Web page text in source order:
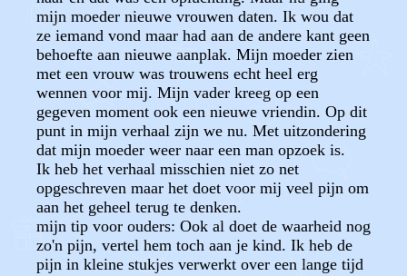
mijn moeder nieuwe vrouwen daten. Ik wou dat
ze iemand vond maar had aan de andere kant geen
behoefte aan nieuwe aanplak. Mijn moeder zien
met een vrouw was trouwens echt heel erg
wennen voor mij. Mijn vader kreeg op een
gegeven moment ook een nieuwe vriendin. Op dit
punt in mijn verhaal zijn we nu. Met uitzondering
dat mijn moeder weer naar een man opzoek is.
Ik heb het verhaal misschien niet zo net
opgeschreven maar het doet voor mij veel pijn om
aan het geheel terug te denken.
mijn tip voor ouders: Ook al doet de waarheid nog
zo'n pijn, vertel hem toch aan je kind. Ik heb de
pijn in kleine stukjes verwerkt over een lange tijd